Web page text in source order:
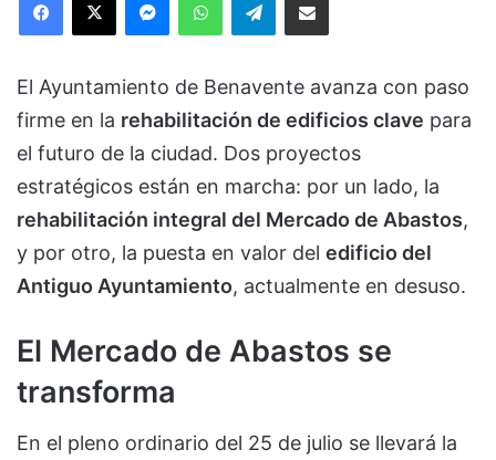
El Ayuntamiento de Benavente avanza con paso
firme en la rehabilitación de edificios clave para
el futuro de la ciudad. Dos proyectos
estratégicos están en marcha: por un lado, la
rehabilitación integral del Mercado de Abastos,
y por otro, la puesta en valor del edificio del
Antiguo Ayuntamiento, actualmente en desuso.
El Mercado de Abastos se
transforma
En el pleno ordinario del 25 de julio se llevará la